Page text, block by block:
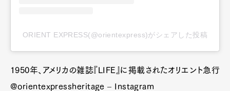
ORIENT EXPRESS(@orientexpress)がシェアした投稿
1950年、アメリカの雑誌『LIFE』に掲載されたオリエント急行
@orientexpressheritage – Instagram